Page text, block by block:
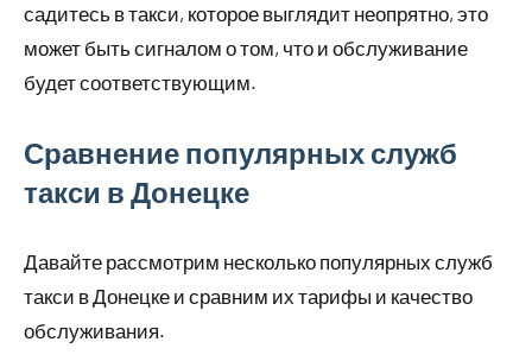
садитесь в такси, которое выглядит неопрятно, это
может быть сигналом о том, что и обслуживание
будет соответствующим.
Сравнение популярных служб
такси в Донецке
Давайте рассмотрим несколько популярных служб
такси в Донецке и сравним их тарифы и качество
обслуживания.